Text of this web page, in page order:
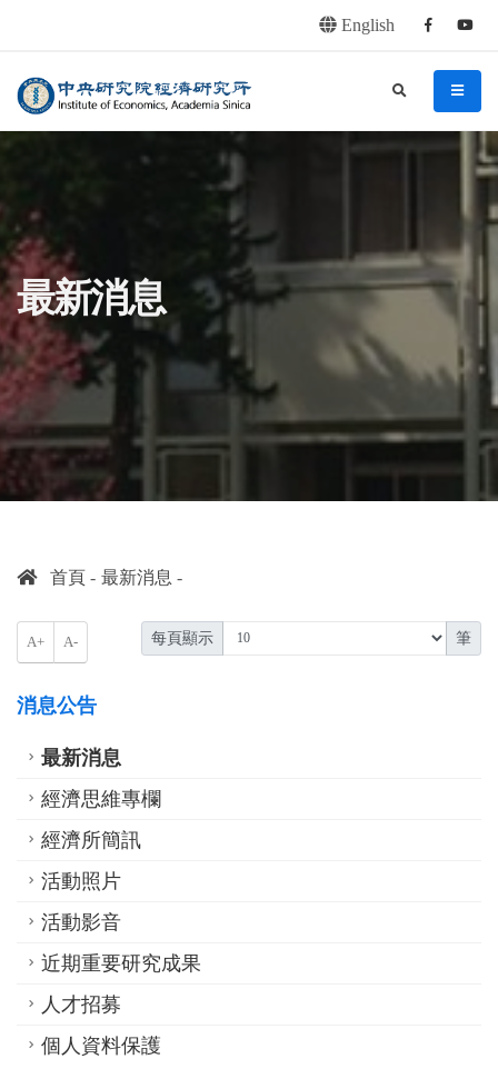
English Facebook
中央研究院經濟研究所 menu
search
最新消息
首頁 最新消息
A+ A- 每頁顯示 筆
消息公告
最新消息
經濟思維專欄
經濟所簡訊
活動照片
活動影音
近期重要研究成果
人才招募
個人資料保護